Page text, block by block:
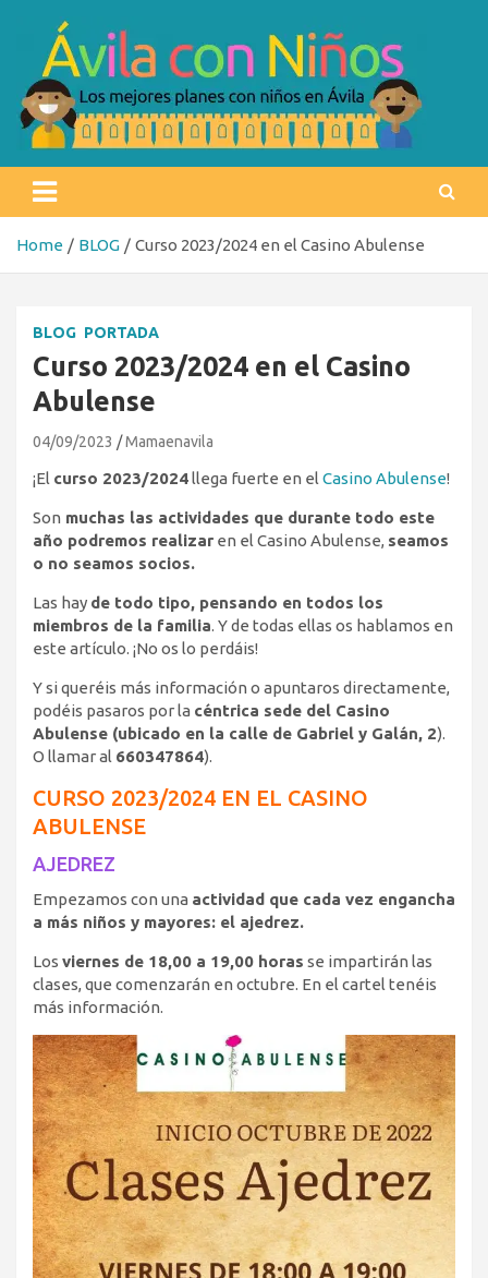
content
Ávila con niños
Home BLOG Curso 2023/2024 en el Casino Abulense
BLOG PORTADA
Curso 2023/2024 en el Casino
Abulense
04/09/2023 Mamaenavila
¡El curso 2023/2024llega fuerte en el Casino Abulense!
Son muchas las actividades que durante todo este
año podremos realizar en el Casino Abulense, seamos
o no seamos socios.
Las hay de todo tipo, pensando en todos los
miembros de la familia. Y de todas ellas os hablamos en
este artículo. ¡No os lo perdáis!
Y si queréis más información o apuntaros directamente,
podéis pasaros por la céntrica sede del Casino
Abulense (ubicado en la calle de Gabriel y Galán, 2).
O llamar al 660347864).
CURSO 2023/2024 EN EL CASINO
ABULENSE
AJEDREZ
Empezamos con una actividad que cada vez engancha
a más niños y mayores: el ajedrez.
Los viernes de 18,00 a 19,00 horas se impartirán las
clases, que comenzarán en octubre. En el cartel tenéis
más información.